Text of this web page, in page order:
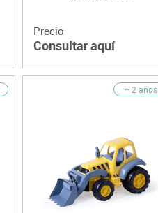
Precio
Consultar aquí
+ 2 años